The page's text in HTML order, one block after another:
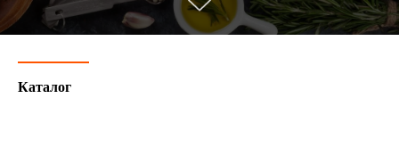
Каталог